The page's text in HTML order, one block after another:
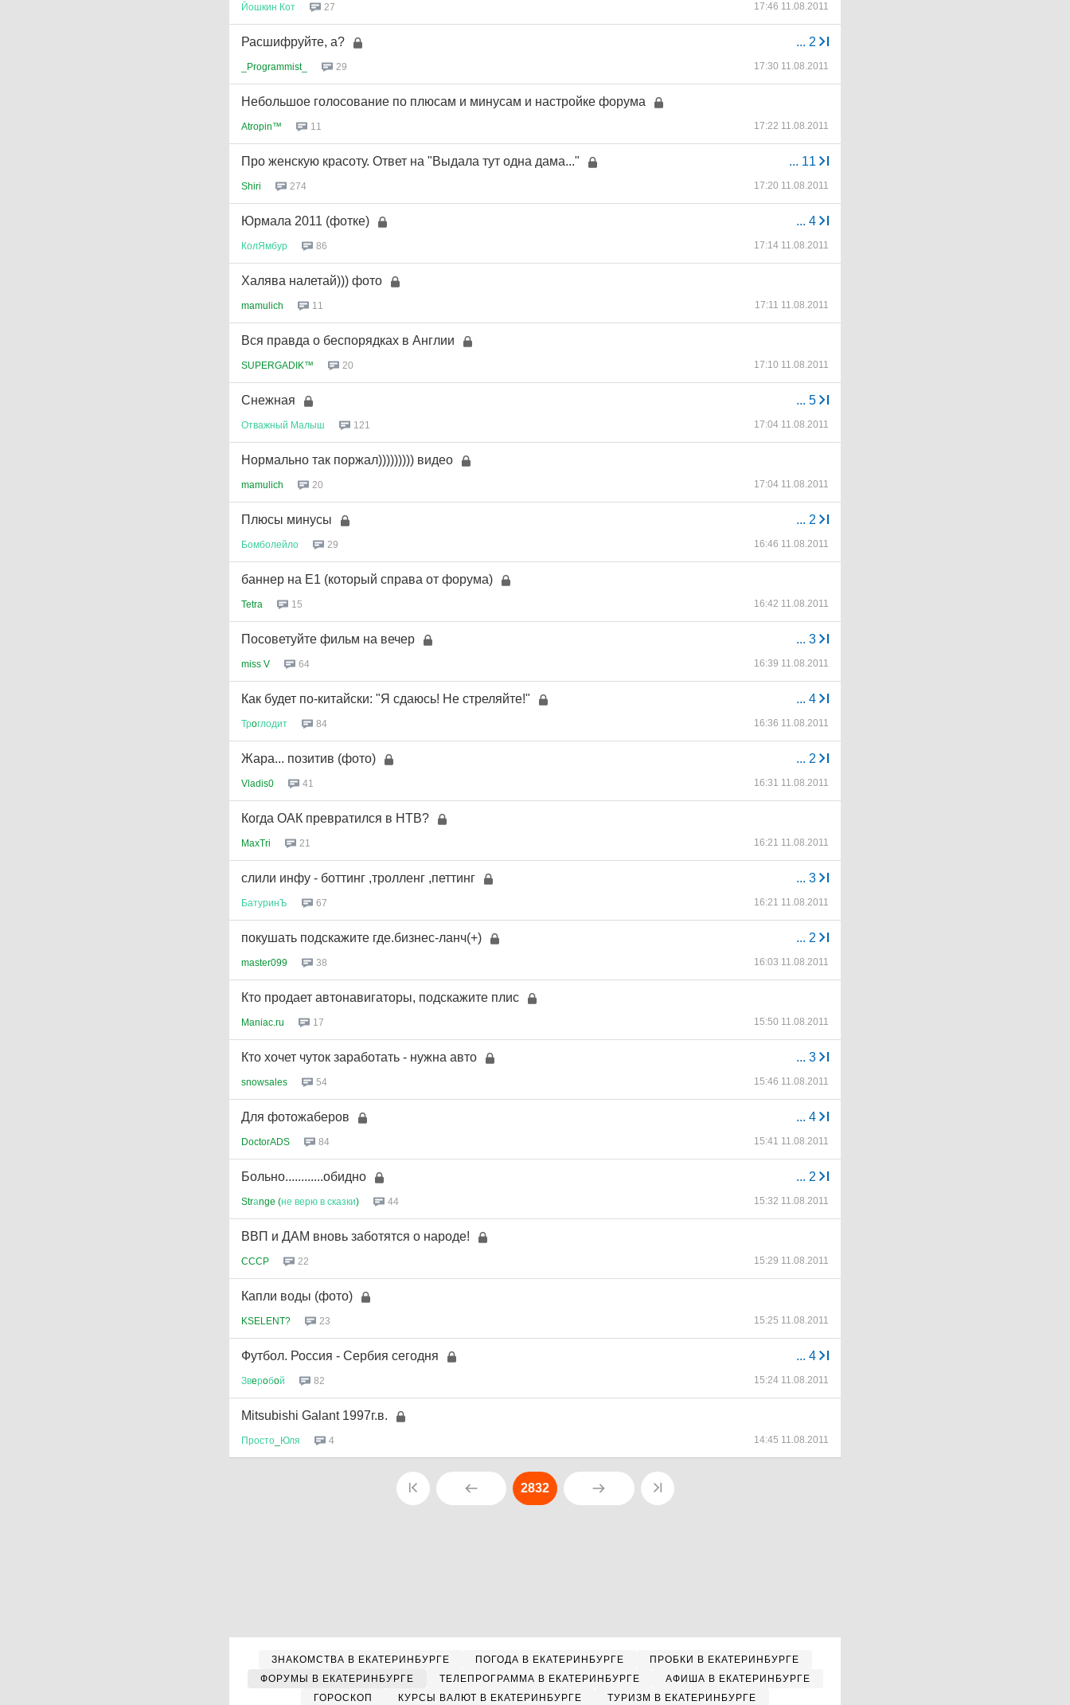
Йошкин Кот 27 17:46 11.08.2011
... 2
Расшифруйте, а?
_Programmist_ 29 17:30 11.08.2011
Небольшое голосование по плюсам и минусам и настройке форума
Atropin™ 11 17:22 11.08.2011
... 11
Про женскую красоту. Ответ на "Выдала тут одна дама..."
Shiri 274 17:20 11.08.2011
... 4
Юрмала 2011 (фотке)
КолЯмбур 86 17:14 11.08.2011
Халява налетай))) фото
mamulich 11 17:11 11.08.2011
Вся правда о беспорядках в Англии
SUPERGADIK™ 20 17:10 11.08.2011
... 5
Снежная
Отважный Малыш 121 17:04 11.08.2011
Нормально так поржал))))))))) видео
mamulich 20 17:04 11.08.2011
... 2
Плюсы минусы
Бомболейло 29 16:46 11.08.2011
баннер на E1 (который справа от форума)
Tetra 15 16:42 11.08.2011
... 3
Посоветуйте фильм на вечер
miss V 64 16:39 11.08.2011
... 4
Как будет по-китайски: "Я сдаюсь! Не стреляйте!"
Трoглодит 84 16:36 11.08.2011
... 2
Жара... позитив (фото)
Vladis0 41 16:31 11.08.2011
Когда ОАК превратился в НТВ?
MaxTri 21 16:21 11.08.2011
... 3
слили инфу - боттинг ,тролленг ,петтинг
БатуринЪ 67 16:21 11.08.2011
... 2
покушать подскажите где.бизнес-ланч(+)
master099 38 16:03 11.08.2011
Кто продает автонавигаторы, подскажите плис
Maniac.ru 17 15:50 11.08.2011
... 3
Кто хочет чуток заработать - нужна авто
snowsales 54 15:46 11.08.2011
... 4
Для фотожаберов
DoctorADS 84 15:41 11.08.2011
... 2
Больно............обидно
Strаnge (не верю в сказки) 44 15:32 11.08.2011
ВВП и ДАМ вновь заботятся о народе!
CCCP 22 15:29 11.08.2011
Капли воды (фото)
KSELENT? 23 15:25 11.08.2011
... 4
Футбол. Россия - Сербия сегодня
Звeрoбoй 82 15:24 11.08.2011
Mitsubishi Galant 1997г.в.
Просто Юля 4 14:45 11.08.2011
2832
ЗНАКОМСТВА В ЕКАТЕРИНБУРГЕ ПОГОДА В ЕКАТЕРИНБУРГЕ
ПРОБКИ В ЕКАТЕРИНБУРГЕ
ФОРУМЫ В ЕКАТЕРИНБУРГЕ
ТЕЛЕПРОГРАММА В ЕКАТЕРИНБУРГЕ
АФИША В ЕКАТЕРИНБУРГЕ
ГОРОСКОП
КУРСЫ ВАЛЮТ В ЕКАТЕРИНБУРГЕ ТУРИЗМ В ЕКАТЕРИНБУРГЕ